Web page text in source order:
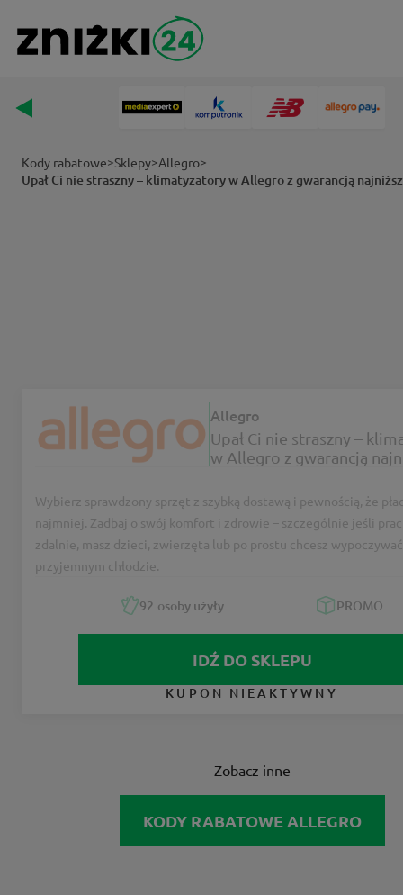
Kody rabatowe>Sklepy>Allegro>
Upał Ci nie straszny – klimatyzatory w Allegro z gwarancją
Allegro
Upał Ci nie straszny –
w Allegro z gwarancją
92 osoby użyły PROMO
IDŹ DO SKLEPU
KUPON NIEAKTYWNY
Wybierz sprawdzony sprzęt z szybką dostawą i pewnością, że
najmniej. Zadbaj o swój komfort i zdrowie – szczególnie jeśli
zdalnie, masz dzieci, zwierzęta lub po prostu chcesz
przyjemnym chłodzie.
Zobacz inne
KODY RABATOWE ALLEGRO